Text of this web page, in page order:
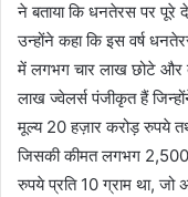
ने बताया कि धनतेरस पर पूरे
उन्होंने कहा कि इस वर्ष
में लगभग चार लाख छोटे और
लाख ज्वेलर्स पंजीकृत हैं
मूल्य 20 हज़ार करोड़ रुपये
जिसकी कीमत लगभग 2,500
रुपये प्रति 10 ग्राम था,